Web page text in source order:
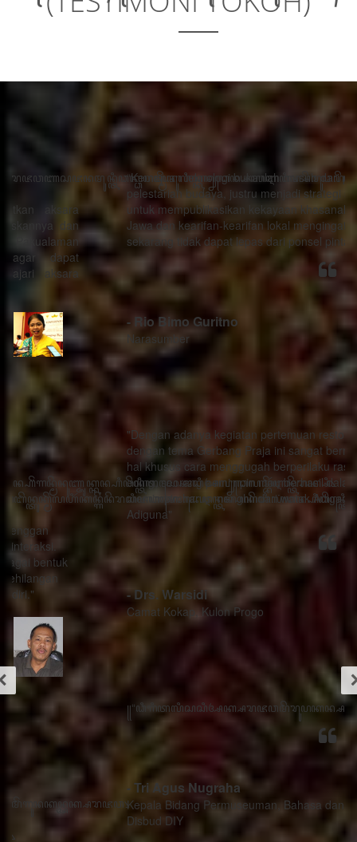
“Kemajuan teknologi bukanlah musuh dari proses
pelestarian budaya, justru menjadi strategi sebagai alat
untuk mempublikasikan kekayaan khasanah budaya
Jawa dan kearifan-kearifan lokal mengingat generasi
sekarang tidak dapat lepas dari ponsel pintarnya.”
- Rio Bimo Guritno
Narasumber
"Dengan adanya kegiatan pertemuan restorasi sosial
dengan tema Gerbang Praja ini sangat bermanfaat ada
hal khusus cara menggugah berperilaku rasa sithik
eding, seorang pemimpin mau berhasil dalam
memimpin harus menghindari watak Adigang Adigung
Adiguna"
- Drs. Warsidi
Camat Kokap, Kulon Progo
- Tri Agus Nugraha
Kepala Bidang Permuseuman, Bahasa dan Sastra
Disbud DIY